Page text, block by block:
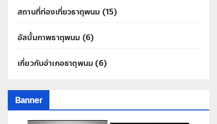
สถานที่ท่องเที่ยวธาตุพนม (15)
อัลบั้มภาพธาตุพนม (6)
เกี่ยวกับอำเภอธาตุพนม (6)
Banner